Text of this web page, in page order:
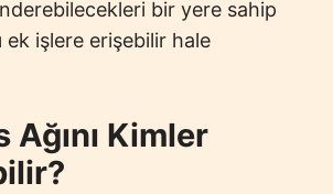
bir yere sahip
ek işlere erişebilir hale
Ağını Kimler